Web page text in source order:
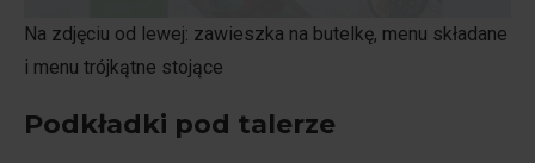
Na zdjęciu od lewej: zawieszka na butelkę, menu składane
i menu trójkątne stojące
Podkładki pod talerze